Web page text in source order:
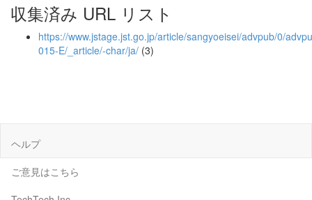
収集済み URL リスト
https://www.jstage.jst.go.jp/article/sangyoeisei/advpub/0/
015-E/_article/-char/ja/ (3)
ヘルプ
ご意見はこちら